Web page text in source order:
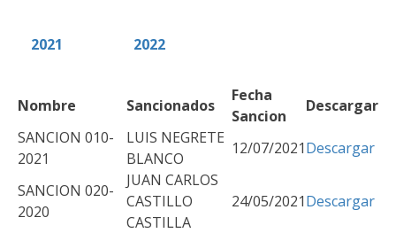
2021 2022
Nombre Sancionados
Fecha
Sancion
Descargar
SANCION 010-
2021
LUIS NEGRETE
BLANCO
12/07/2021Descargar
SANCION 020-
2020
JUAN CARLOS
CASTILLO
CASTILLA
24/05/2021Descargar